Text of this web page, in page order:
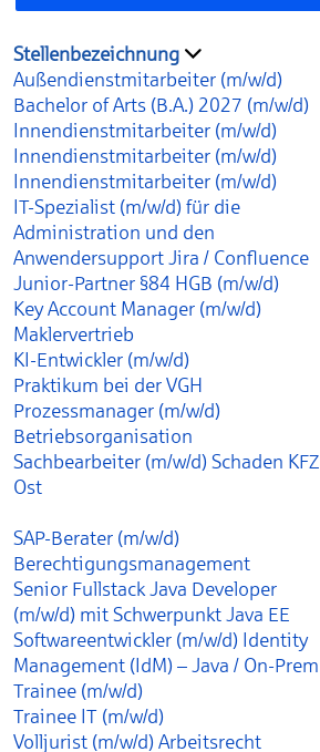
Stellenbezeichnung
Außendienstmitarbeiter (m/w/d)
Bachelor of Arts (B.A.) 2027 (m/w/d)
Innendienstmitarbeiter (m/w/d)
Innendienstmitarbeiter (m/w/d)
Innendienstmitarbeiter (m/w/d)
IT-Spezialist (m/w/d) für die
Administration und den
Anwendersupport Jira / Confluence
Junior-Partner §84 HGB (m/w/d)
Key Account Manager (m/w/d)
Maklervertrieb
KI-Entwickler (m/w/d)
Praktikum bei der VGH
Prozessmanager (m/w/d)
Betriebsorganisation
Sachbearbeiter (m/w/d) Schaden KFZ
Ost
SAP-Berater (m/w/d)
Berechtigungsmanagement
Senior Fullstack Java Developer
(m/w/d) mit Schwerpunkt Java EE
Softwareentwickler (m/w/d) Identity
Management (IdM) – Java / On-Prem
Trainee (m/w/d)
Trainee IT (m/w/d)
Volljurist (m/w/d) Arbeitsrecht